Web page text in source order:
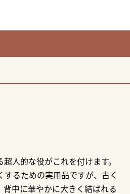
人的な役がこれを付けます。
るための実用品ですが、古く
中に華やかに大きく結ばれる